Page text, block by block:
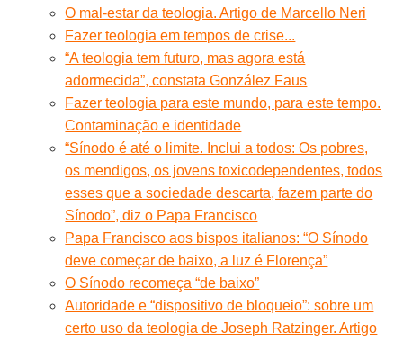
O mal-estar da teologia. Artigo de Marcello Neri
Fazer teologia em tempos de crise...
“A teologia tem futuro, mas agora está
adormecida”, constata González Faus
Fazer teologia para este mundo, para este tempo.
Contaminação e identidade
“Sínodo é até o limite. Inclui a todos: Os pobres,
os mendigos, os jovens toxicodependentes, todos
esses que a sociedade descarta, fazem parte do
Sínodo”, diz o Papa Francisco
Papa Francisco aos bispos italianos: “O Sínodo
deve começar de baixo, a luz é Florença”
O Sínodo recomeça “de baixo”
Autoridade e “dispositivo de bloqueio”: sobre um
certo uso da teologia de Joseph Ratzinger. Artigo